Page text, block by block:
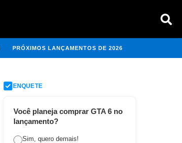
PRÓXIMOS LANÇAMENTOS DE 2026
ENQUETE
Você planeja comprar GTA 6 no
lançamento?
Sim, quero demais!